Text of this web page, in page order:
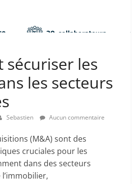
sécuriser les
les secteurs
Sebastien Aucun commentaire
(M&A) sont des
cruciales pour les
dans des secteurs